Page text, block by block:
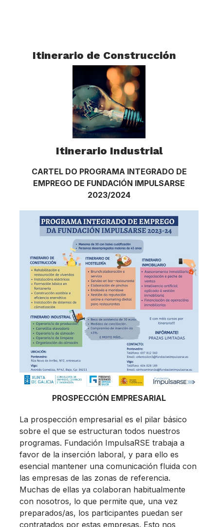
Itinerario de Construcción
Itinerario Industrial
CARTEL DO PROGRAMA INTEGRADO DE
EMPREGO DE FUNDACIÓN IMPULSARSE
2023/2024
PROSPECCIÓN EMPRESARIAL
La prospección empresarial es el pilar básico
sobre el que se estructuran todos nuestros
programas. Fundación ImpulsaRSE trabaja a
favor de la inserción laboral, y para ello es
esencial mantener una comunicación fluida con
las empresas de las zonas de referencia.
Muchas de ellas ya colaboran habitualmente
con nosotros, lo que permite que, una vez
preparados/as, los participantes puedan ser
contratados por estas empresas. Esto nos